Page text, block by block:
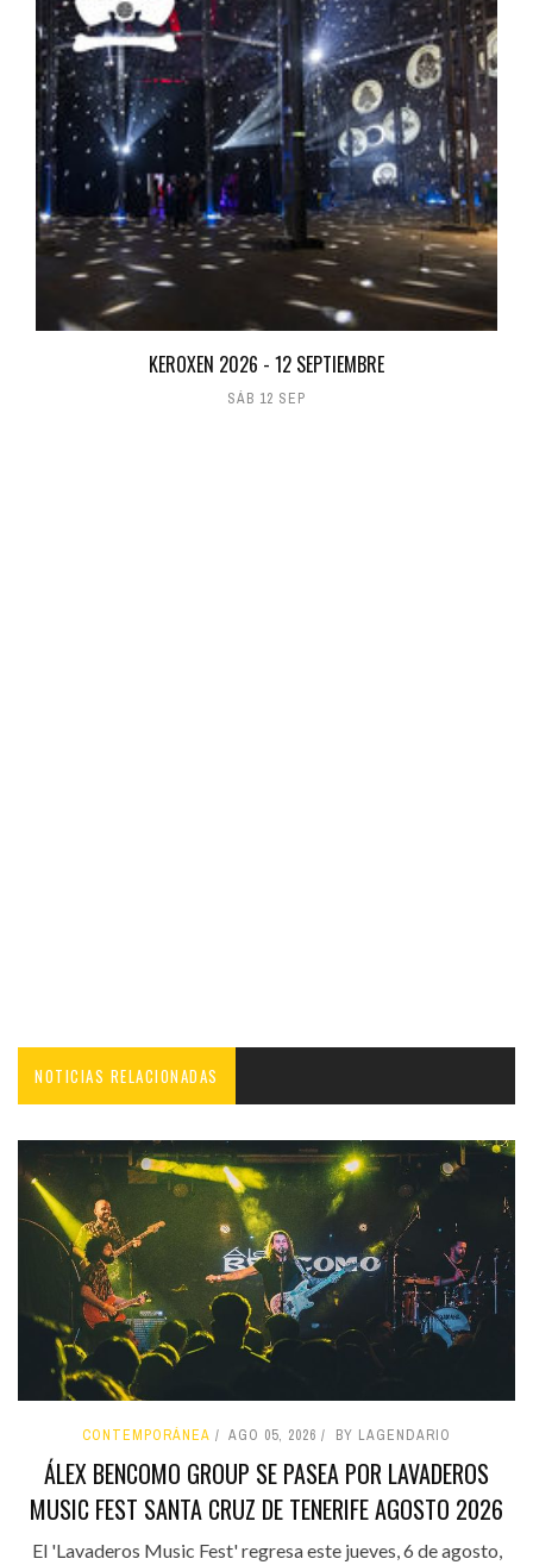
KEROXEN 2026 - 12 SEPTIEMBRE
SÁB 12 SEP
NOTICIAS RELACIONADAS
CONTEMPORÁNEA AGO 05, 2026 BY LAGENDARIO
ÁLEX BENCOMO GROUP SE PASEA POR LAVADEROS
MUSIC FEST SANTA CRUZ DE TENERIFE AGOSTO 2026
El 'Lavaderos Music Fest' regresa este jueves, 6 de agosto,